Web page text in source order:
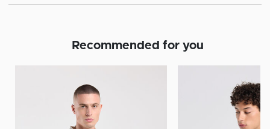
Recommended for you